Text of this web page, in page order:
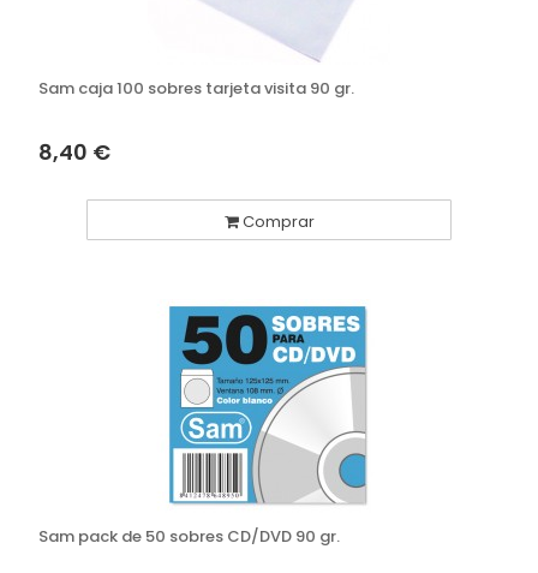
Sam caja 100 sobres tarjeta visita 90 gr.
8,40 €
Comprar
Sam pack de 50 sobres CD/DVD 90 gr.